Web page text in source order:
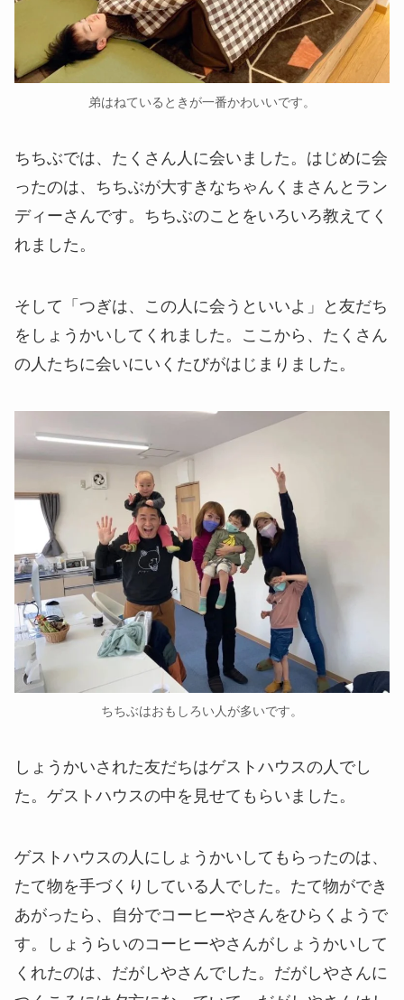
弟はねているときが一番かわいいです。
ちちぶでは、たくさん人に会いました。はじめに会
ったのは、ちちぶが大すきなちゃんくまさんとラン
ディーさんです。ちちぶのことをいろいろ教えてく
れました。
そして「つぎは、この人に会うといいよ」と友だち
をしょうかいしてくれました。ここから、たくさん
の人たちに会いにいくたびがはじまりました。
ちちぶはおもしろい人が多いです。
しょうかいされた友だちはゲストハウスの人でし
た。ゲストハウスの中を見せてもらいました。
ゲストハウスの人にしょうかいしてもらったのは、
たて物を手づくりしている人でした。たて物ができ
あがったら、自分でコーヒーやさんをひらくようで
す。しょうらいのコーヒーやさんがしょうかいして
くれたのは、だがしやさんでした。だがしやさんに